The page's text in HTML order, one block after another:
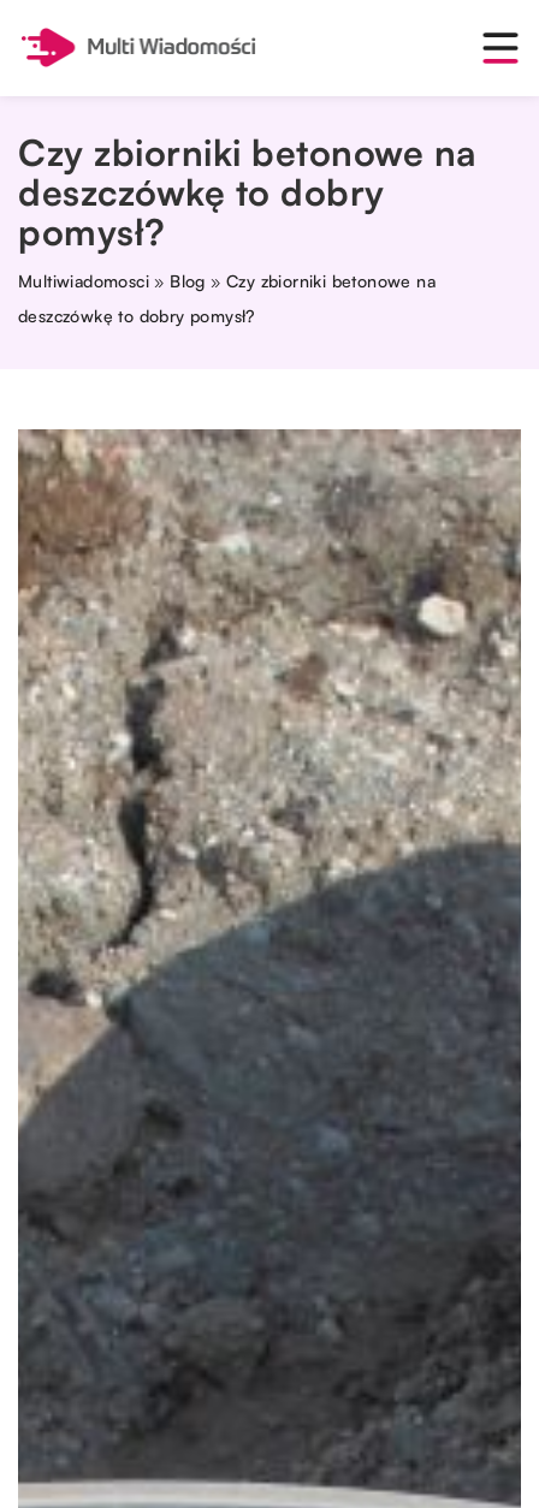
Czy zbiorniki betonowe na
deszczówkę to dobry
pomysł?
Multiwiadomosci » Blog »Czy zbiorniki betonowe na
deszczówkę to dobry pomysł?